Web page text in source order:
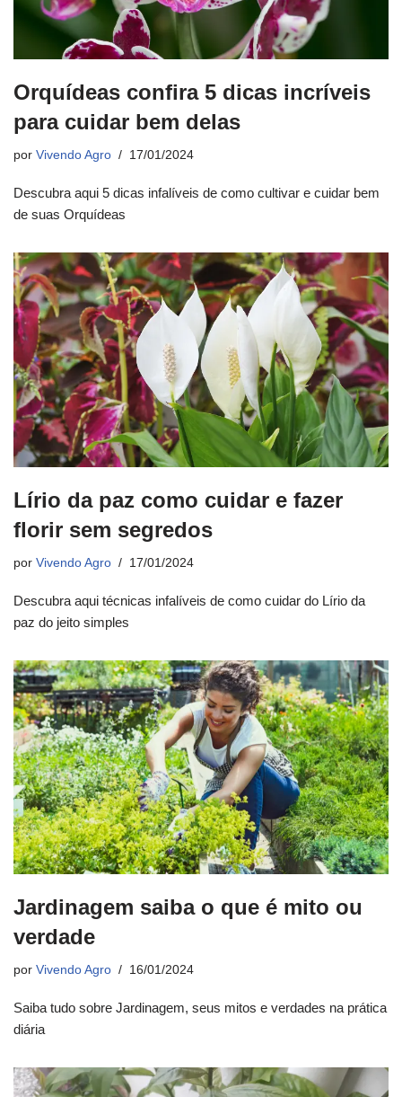
Orquídeas confira 5 dicas incríveis
para cuidar bem delas
por Vivendo Agro 17/01/2024
Descubra aqui 5 dicas infalíveis de como cultivar e cuidar bem
de suas Orquídeas
Lírio da paz como cuidar e fazer
florir sem segredos
por Vivendo Agro 17/01/2024
Descubra aqui técnicas infalíveis de como cuidar do Lírio da
paz do jeito simples
Jardinagem saiba o que é mito ou
verdade
por Vivendo Agro 16/01/2024
Saiba tudo sobre Jardinagem, seus mitos e verdades na prática
diária